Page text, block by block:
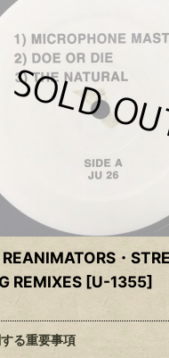
・
REMIXES [U-1355]
る重要事項